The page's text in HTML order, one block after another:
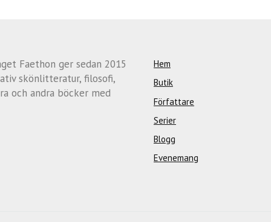
Faethon ger sedan 2015
skönlitteratur, filosofi,
och andra böcker med
Hem
Butik
Författare
Serier
Blogg
Evenemang